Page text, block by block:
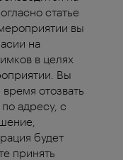
статье
вы
на
в целях
Вы
отозвать
адресу, с
будет
принять